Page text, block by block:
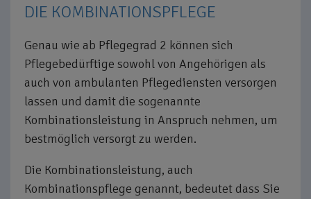
DIE KOMBINATIONSPFLEGE
Genau wie ab Pflegegrad 2 können sich
Pflegebedürftige sowohl von Angehörigen als
auch von ambulanten Pflegediensten versorgen
lassen und damit die sogenannte
Kombinationsleistung in Anspruch nehmen, um
bestmöglich versorgt zu werden.
Die Kombinationsleistung, auch
Kombinationspflege genannt, bedeutet dass Sie